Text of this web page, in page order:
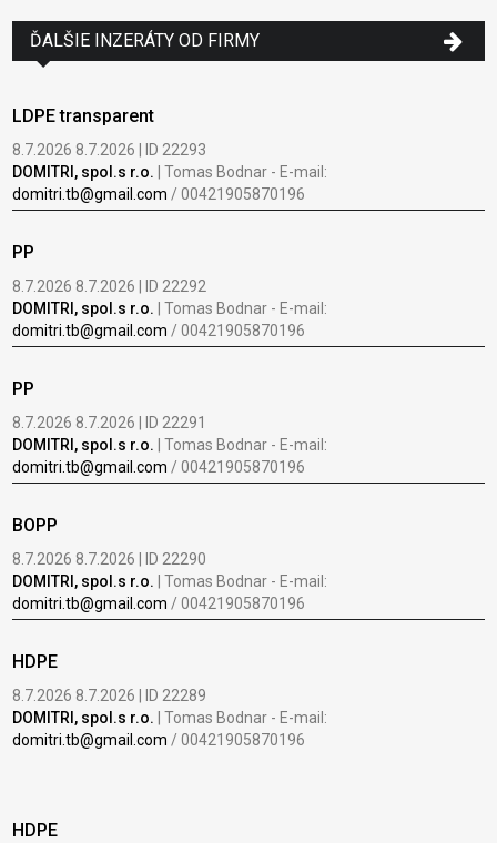
ĎALŠIE INZERÁTY OD FIRMY
LDPE transparent
8.7.2026 8.7.2026 | ID 22293
DOMITRI, spol.s r.o. | Tomas Bodnar - E-mail:
domitri.tb@gmail.com / 00421905870196
PP
8.7.2026 8.7.2026 | ID 22292
DOMITRI, spol.s r.o. | Tomas Bodnar - E-mail:
domitri.tb@gmail.com / 00421905870196
PP
8.7.2026 8.7.2026 | ID 22291
DOMITRI, spol.s r.o. | Tomas Bodnar - E-mail:
domitri.tb@gmail.com / 00421905870196
BOPP
8.7.2026 8.7.2026 | ID 22290
DOMITRI, spol.s r.o. | Tomas Bodnar - E-mail:
domitri.tb@gmail.com / 00421905870196
HDPE
8.7.2026 8.7.2026 | ID 22289
DOMITRI, spol.s r.o. | Tomas Bodnar - E-mail:
domitri.tb@gmail.com / 00421905870196
HDPE